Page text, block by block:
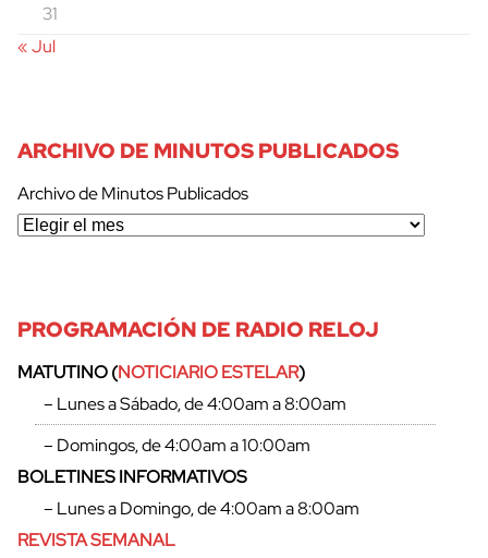
31
« Jul
ARCHIVO DE MINUTOS PUBLICADOS
Archivo de Minutos Publicados
PROGRAMACIÓN DE RADIO RELOJ
MATUTINO (NOTICIARIO ESTELAR)
– Lunes a Sábado, de 4:00am a 8:00am
– Domingos, de 4:00am a 10:00am
BOLETINES INFORMATIVOS
– Lunes a Domingo, de 4:00am a 8:00am
REVISTA SEMANAL